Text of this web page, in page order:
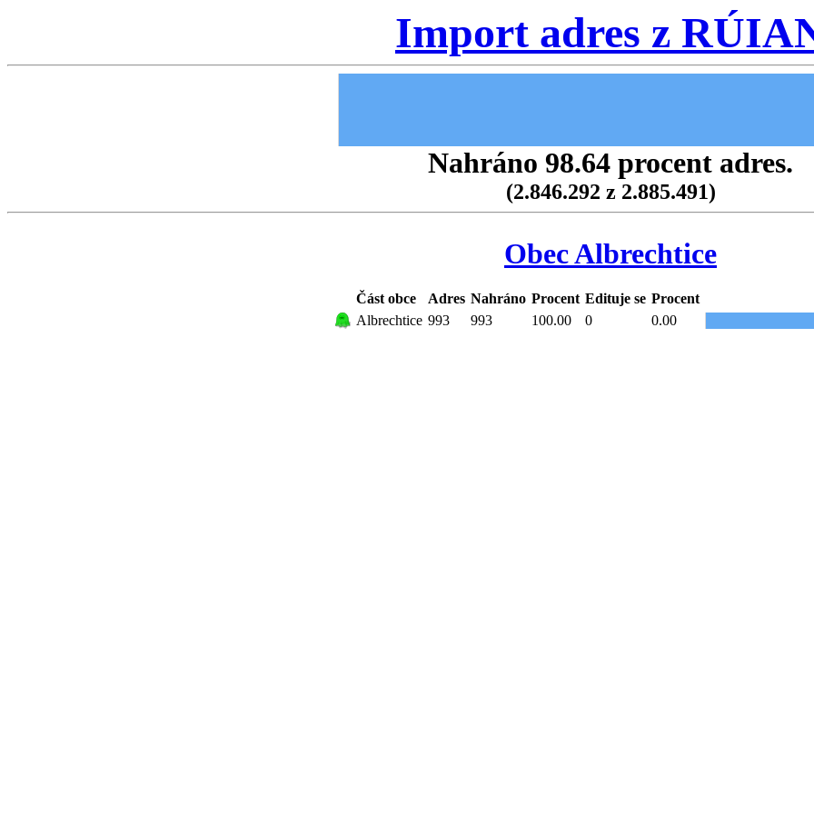
Import adres z
Nahráno 98.64 procent adres.
(2.846.292 z 2.885.491)
Obec Albrechtice
Část obce Adres Nahráno Procent Edituje se Procent
Albrechtice 993 993 100.00 0 0.00